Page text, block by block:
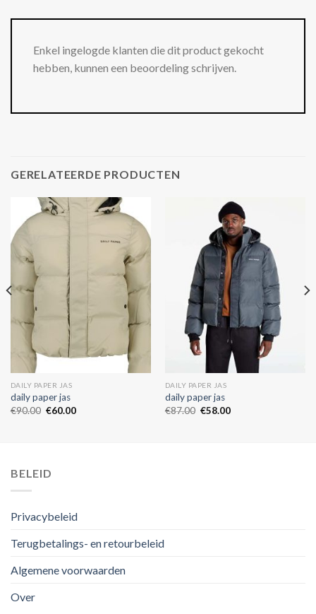
Enkel ingelogde klanten die dit product gekocht
hebben, kunnen een beoordeling schrijven.
GERELATEERDE PRODUCTEN
DAILY PAPER JAS
daily paper jas
€90.00 €60.00
DAILY PAPER JAS
daily paper jas
€87.00 €58.00
BELEID
Privacybeleid
Terugbetalings- en retourbeleid
Algemene voorwaarden
Over